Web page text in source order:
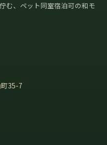
む、ペット同室宿泊可の和モ
35-7